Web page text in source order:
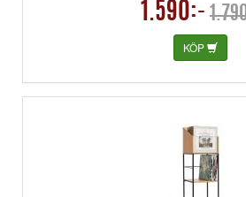
1.590:-
KÖP